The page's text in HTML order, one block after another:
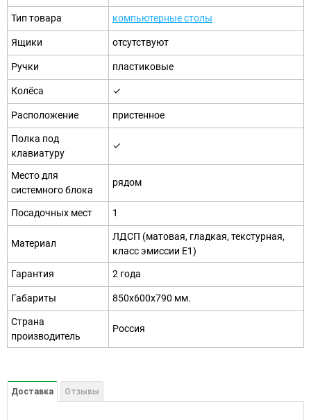
Тип товара компьютерные столы
Ящики отсутствуют
Ручки пластиковые
Колёса ✓
Расположение пристенное
Полка под
клавиатуру
✓
Место для
системного блока
рядом
Посадочных мест 1
Материал
ЛДСП (матовая, гладкая, текстурная,
класс эмиссии E1)
Гарантия 2 года
Габариты 850х600х790 мм.
Страна
производитель
Россия
Доставка Отзывы